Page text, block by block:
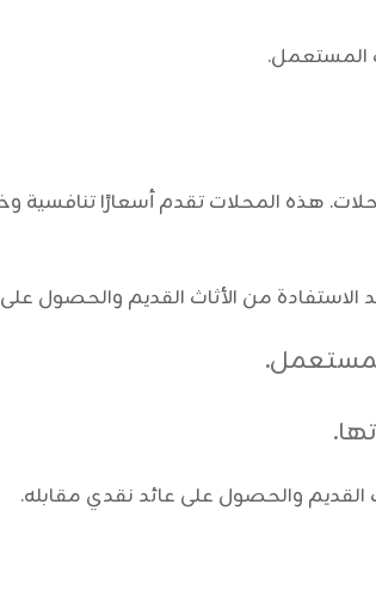
المستعمل.
هذه المحلات تقدم أسعارًا تنافسية
الاستفادة من الأثاث القديم والحصول
والحصول على عائد نقدي مقابله.